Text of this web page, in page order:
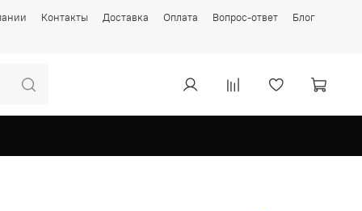
Контакты Доставка Оплата Вопрос-ответ Блог